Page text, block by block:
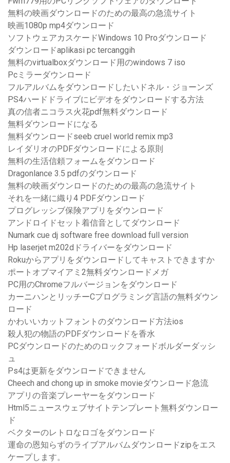
無料の映画ダウンロードのための最高の急流サイト
映画1080p mp4ダウンロード
ソフトウェアカスケードWindows 10 Proダウンロード
ダウンロードaplikasi pc tercanggih
無料のvirtualboxダウンロード用のwindows 7 iso
Pcミラーダウンロード
フルアルバムをダウンロードしたいドネル・ジョーンズ
PS4ハードドライブにビデオをダウンロードする方法
真の信者ニコラス火花pdf無料ダウンロード
無料ダウンロードになる
無料ダウンロードseeb cruel world remix mp3
レイダリオのPDFダウンロードによる原則
無料の生活信頼フォームをダウンロード
Dragonlance 3.5 pdfのダウンロード
無料の映画ダウンロードのための最高の急流サイト
それを一緒に織り4 PDFダウンロード
プログレッシブ保険アプリをダウンロード
アンドロイドセット着信音としてダウンロード
Numark cue dj software free download full version
Hp laserjet m202dドライバーをダウンロード
Rokuからアプリをダウンロードしてキャストできますか
ポートオブマイアミ2無料ダウンロードメガ
PC用のChromeフルバージョンをダウンロード
カーニハンとリッチーCプログラミング言語の無料ダウン
ロード
かわいいカットフォントのダウンロード方法ios
殺人犯の物語のPDFダウンロードを香水
PCダウンロードのためのロックフォードボルダーダッシ
ュ
Ps4は更新をダウンロードできません
Cheech and chong up in smoke movieダウンロード急流
アプリの音楽プレーヤーをダウンロード
Html5ニュースウェブサイトテンプレート無料ダウンロー
ド
ベクターのレトロなロゴをダウンロード
運命の恩知らずのライブアルバムダウンロードzipをエス
ケープします。